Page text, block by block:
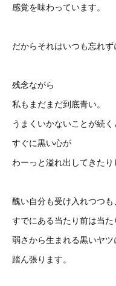
感覚を味わっています。
だからそれはいつも忘れず
残念ながら
私もまだまだ到底青い。
うまくいかないことが続く
すぐに黒い心が
わーっと溢れ出してきたり
醜い自分も受け入れつつも、
すでにある当たり前は当
弱さから生まれる黒いヤ
踏ん張ります。